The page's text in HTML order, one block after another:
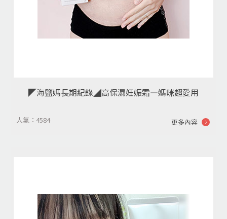
◤海鹽媽長期紀錄◢高保濕妊娠霜―媽咪超愛用
人氣：4584 更多內容